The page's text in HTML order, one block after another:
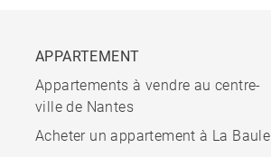
APPARTEMENT
Appartements à vendre au centre-
ville de Nantes
Acheter un appartement à La Baule